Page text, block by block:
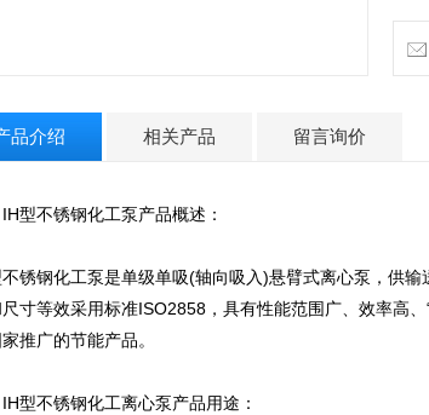
品介绍 相关产品 留言询价
IH型不锈钢化工泵产品概述：
锈钢化工泵是单级单吸(轴向吸入)悬臂式离心泵，供
寸等效采用标准ISO2858，具有性能范围广、效率高
推广的节能产品。
IH型不锈钢化工离心泵产品用途：